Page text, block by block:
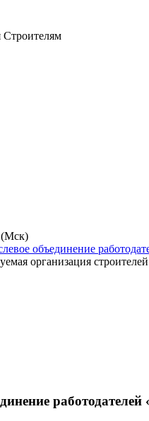
(Мск)
объединение
организация